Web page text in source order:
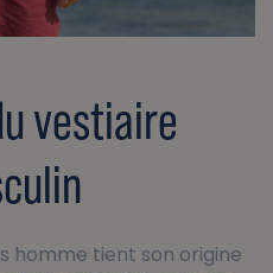
vestiaire
homme tient son origine